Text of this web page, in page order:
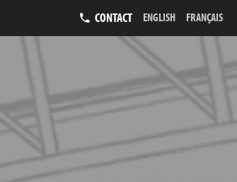
CONTACT ENGLISH FRANÇAIS